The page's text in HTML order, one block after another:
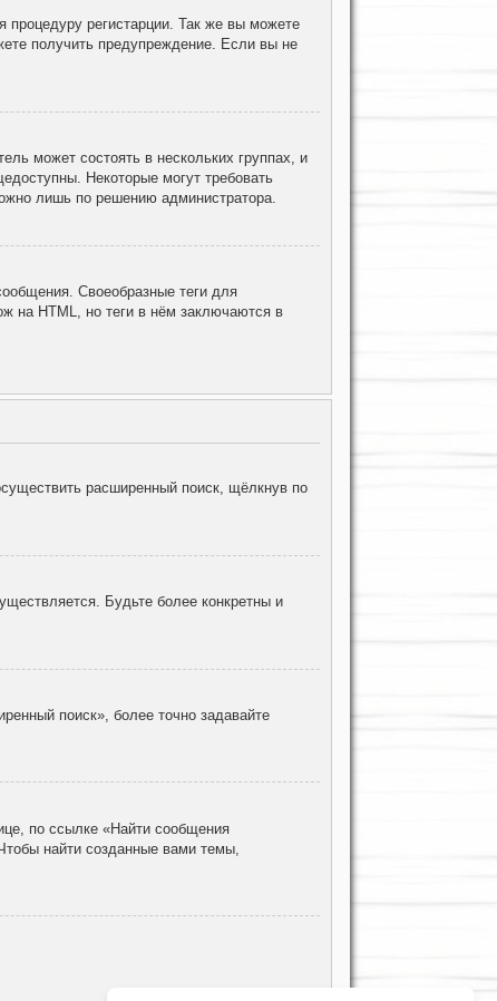
регистарции. Так же вы можете
получить предупреждение. Если вы не
может состоять в нескольких группах, и
Некоторые могут требовать
лишь по решению администратора.
Своеобразные теги для
на HTML, но теги в нём заключаются в
расширенный поиск, щёлкнув по
Будьте более конкретны и
поиск», более точно задавайте
по ссылке «Найти сообщения
найти созданные вами темы,